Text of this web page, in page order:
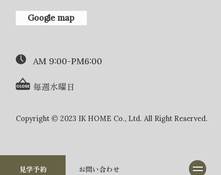
見学予約 お問い合わせ
Google map
AM 9:00-PM6:00
毎週水曜日
Copyright © 2023 IK HOME Co., Ltd. All Right Reserved.